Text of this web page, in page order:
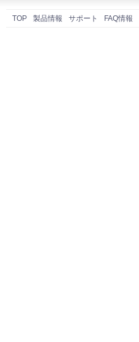
TOP 製品情報 サポート FAQ情報